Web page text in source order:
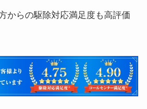
からの駆除対応満足度も高評価